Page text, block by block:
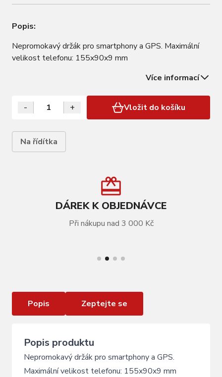
Popis:
Nepromokavý držák pro smartphony a GPS. Maximální
velikost telefonu: 155x90x9 mm
Více informací
- + Vložit do košíku
Na řídítka
DÁREK K OBJEDNÁVCE
Při nákupu nad 3 000 Kč
Popis Zeptejte se
Popis produktu
Nepromokavý držák pro smartphony a GPS.
Maximální velikost telefonu: 155x90x9 mm